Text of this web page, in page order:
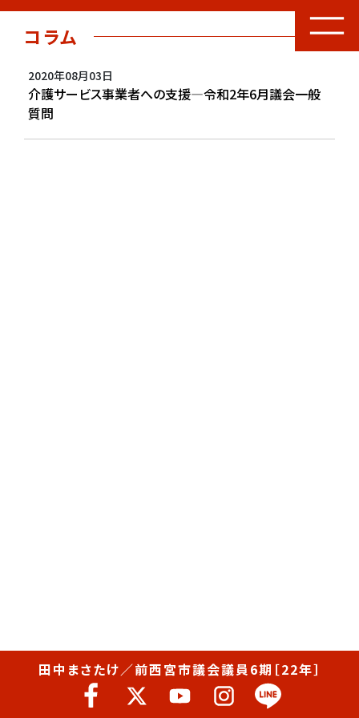
コラム
2020年08月03日
介護サービス事業者への支援―令和2年6月議会一般
質問
田中まさたけ／前西宮市議会議員6期［22年］